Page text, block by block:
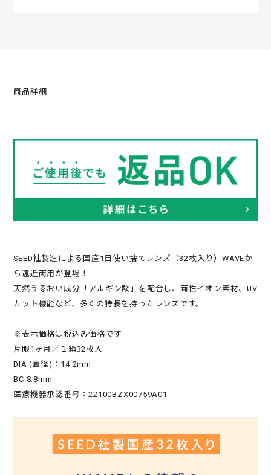
商品詳細
SEED社製造による国産1日使い捨てレンズ（32枚入り）WAVEか
ら遠近両用が登場！
天然うるおい成分「アルギン酸」を配合し、両性イオン素材、UV
カット機能など、多くの特長を持ったレンズです。
※表示価格は税込み価格です
片眼1ヶ月／１箱32枚入
DIA:(直径)：14.2mm
BC:8.8mm
医療機器承認番号：22100BZX00759A01